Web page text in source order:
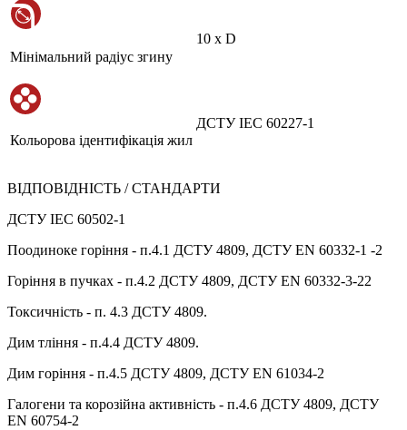
Мінімальний радіус згину
10 х D
Кольорова ідентифікація жил
ДСТУ IEC 60227-1
ВІДПОВІДНІСТЬ / СТАНДАРТИ
ДСТУ IEC 60502-1
Поодиноке горіння - п.4.1 ДСТУ 4809, ДСТУ EN 60332-1 -2
Горіння в пучках - п.4.2 ДСТУ 4809, ДСТУ EN 60332-3-22
Токсичність - п. 4.3 ДСТУ 4809.
Дим тління - п.4.4 ДСТУ 4809.
Дим горіння - п.4.5 ДСТУ 4809, ДСТУ EN 61034-2
Галогени та корозійна активність - п.4.6 ДСТУ 4809, ДСТУ
EN 60754-2